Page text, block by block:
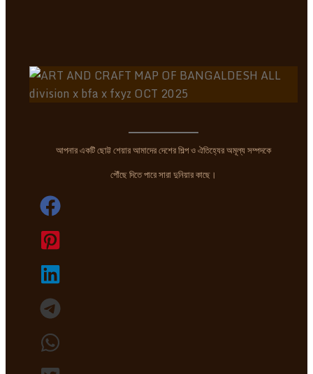
আপনার একটি ছোট্ট শেয়ার আমাদের দেশের শিল্প ও ঐতিহ্যের অমূল্য সম্পদকে
পৌঁছে দিতে পারে সারা দুনিয়ার কাছে।